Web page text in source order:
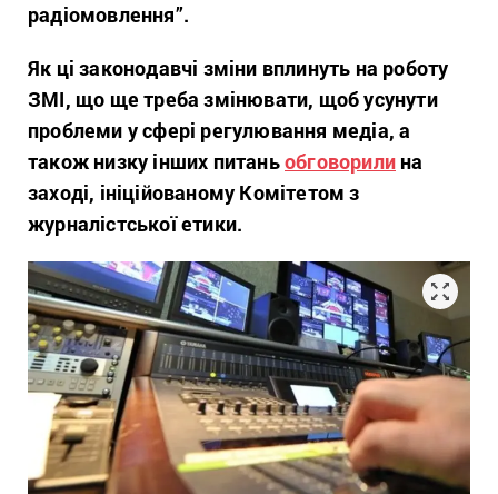
радіомовлення”.
Як ці законодавчі зміни вплинуть на роботу
ЗМІ, що ще треба змінювати, щоб усунути
проблеми у сфері регулювання медіа, а
також низку інших питаньобговорили на
заході, ініційованому Комітетом з
журналістської етики.